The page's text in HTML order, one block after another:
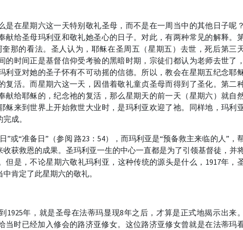
是在星期六这一天特别敬礼圣母，而不是在一周当中的其他日子呢？
献给圣母玛利亚和敬礼她圣心的日子。对此，有两种常见的解释。
那的看法。圣人认为，耶稣在圣周五（星期五）去世，死后第三
的时间正是基督信仰受考验的黑暗时期，宗徒们都认为老师去世了，
利亚对她的圣子怀有不可动摇的信德。所以，教会在星期五纪念耶
复活。而星期六这一天，因借着敬礼童贞圣母而得到了圣化。第二
献给耶稣的，纪念祂的复活，那么星期天的前一天（星期六）就自
稣来到世界上开始救世大业时，是玛利亚欢迎了祂。同样地，玛利
成。
”或“准备日”（参阅 路23：54），而玛利亚是“预备救主来临的人”，
获救恩的成果。圣玛利亚一生的中心一直都是为了引领基督徒，并
但是，不论星期六敬礼玛利亚，这种传统的源头是什么，1917年，
肯定了此星期六的敬礼。
1925年，就是圣母在法蒂玛显现8年之后，才算是正式地揭示出来。
当时已经加入修会的路济亚修女。这位路济亚修女曾就是在法蒂玛